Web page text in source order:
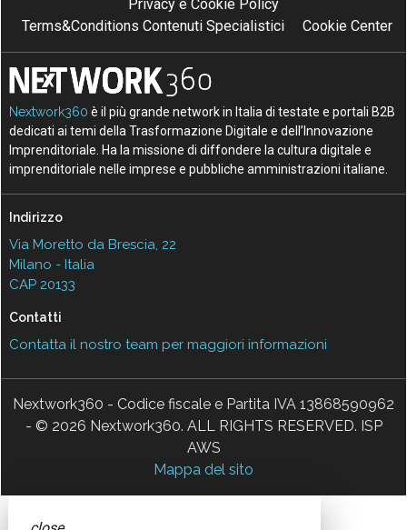
Privacy e Cookie Policy
Terms&Conditions Contenuti Specialistici
Cookie Center
Nextwork360 è il più grande network in Italia di testate e portali B2B
dedicati ai temi della Trasformazione Digitale e dell’Innovazione
Imprenditoriale. Ha la missione di diffondere la cultura digitale e
imprenditoriale nelle imprese e pubbliche amministrazioni italiane.
Indirizzo
Via Moretto da Brescia, 22
Milano - Italia
CAP 20133
Contatti
Contatta il nostro team per maggiori informazioni
Nextwork360 - Codice fiscale e Partita IVA 13868590962
- © 2026 Nextwork360. ALL RIGHTS RESERVED. ISP
AWS
Mappa del sito